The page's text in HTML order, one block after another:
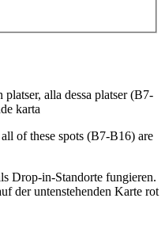
alla dessa platser (B7-
karta
of these spots (B7-B16) are
Drop-in-Standorte fungieren.
der untenstehenden Karte rot